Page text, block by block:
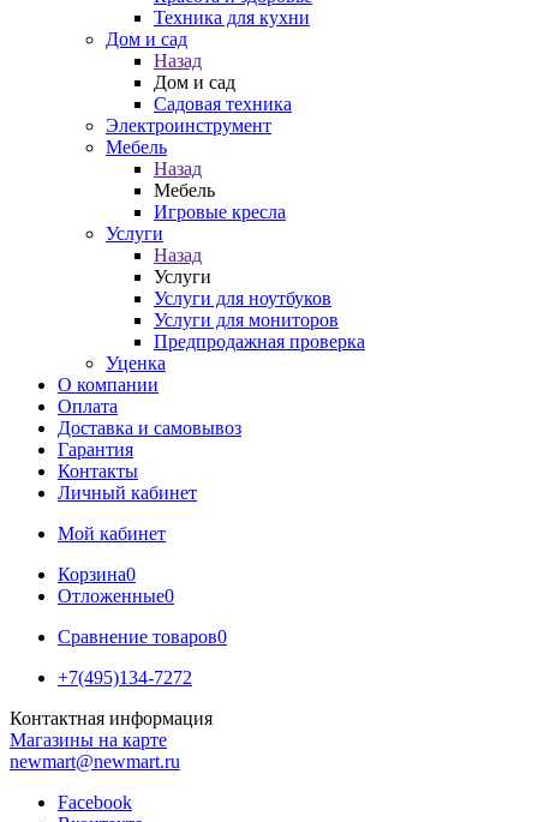
Техника для кухни
Дом и сад
Назад
Дом и сад
Садовая техника
Электроинструмент
Мебель
Назад
Мебель
Игровые кресла
Услуги
Назад
Услуги
Услуги для ноутбуков
Услуги для мониторов
Предпродажная проверка
Уценка
О компании
Оплата
Доставка и самовывоз
Гарантия
Контакты
Личный кабинет
Мой кабинет
Корзина0
Отложенные0
Сравнение товаров0
+7(495)134-7272
Контактная информация
Магазины на карте
newmart@newmart.ru
Facebook